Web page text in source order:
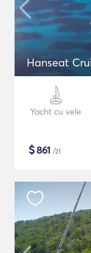
Hanseat
Yacht cu vele
$861 /zi